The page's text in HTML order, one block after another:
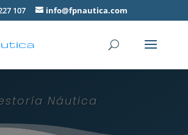
107 info@fpnautica.com
Náutica